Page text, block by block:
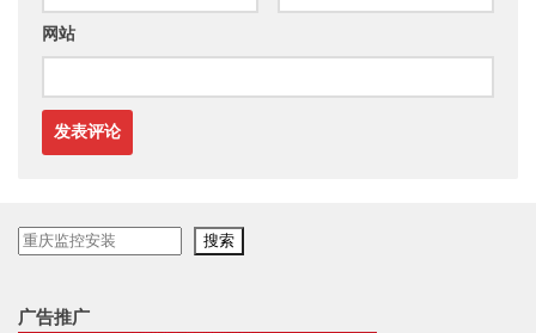
网站
搜
搜索
广告推广